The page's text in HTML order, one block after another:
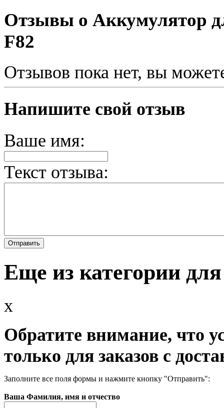
Отзывы о Аккумулятор
F82
Отзывов пока нет, вы
Напишите свой отзыв
Ваше имя:
Текст отзыва:
Еще из категории
x
Обратите внимание, что
только для заказов с
Заполните все поля формы и нажмите кнопку "Отправить":
Ваша Фамилия, имя и отчество